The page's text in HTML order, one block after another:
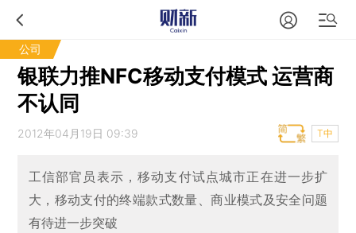
公司
银联力推NFC移动支付模式 运营商
不认同
2012年04月19日 09:39 T中
工信部官员表示，移动支付试点城市正在进一步扩
大，移动支付的终端款式数量、商业模式及安全问题
有待进一步突破